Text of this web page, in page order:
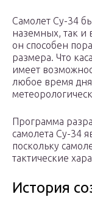
Самолет Су-34
наземных, так и
он способен
размера. Что
имеет
любое время
Программа
самолета Су-34
поскольку
тактические
История